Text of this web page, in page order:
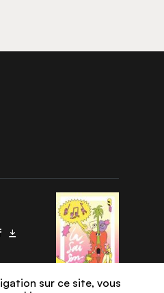
sur ce site, vous